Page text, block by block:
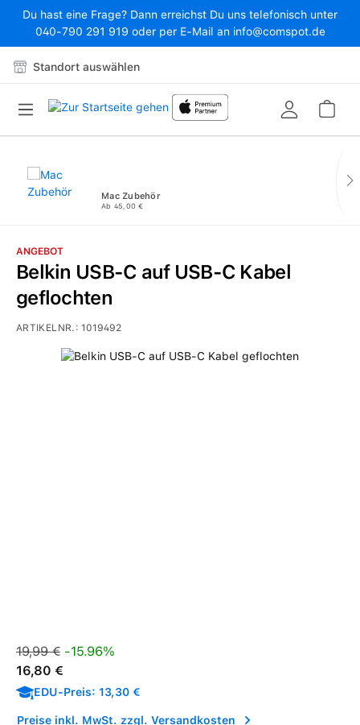
Zum Hauptinhalt springen
Du hast eine Frage? Dann erreichst Du uns telefonisch unter
040-790 291 919 oder per E-Mail an info@comspot.de
Standort auswählen
Mac Zubehör
Ab 45,00 €
Bildergalerie überspringen
ANGEBOT
Belkin USB-C auf USB-C Kabel
geflochten
ARTIKELNR.:1019492
Verkaufspreis:
Regulärer Preis:
19,99 € -15.96%
16,80 €
EDU-Preis: 13,30 €
Preise inkl. MwSt. zzgl. Versandkosten